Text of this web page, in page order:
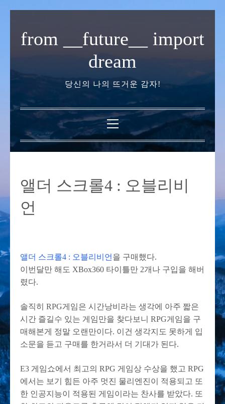
기
from __future__ import
dream
당신의 나의 뜨거운 감자!
기
본
메
뉴
앨더 스크롤4 : 오블리비
언
앨더 스크롤4 : 오블리비언 을 구매했다.
이번달만 해도 XBox360 타이틀만 2개나 구입을 해버
렸다.
솔직히 RPG게임은 시간낭비라는 생각에 아주 짧은
시간 즐길수 있는 게임만을 찾다보니 RPG게임을 구
매해본게 정말 오랜만이다. 이건 생각지도 못하게 입
소문을 듣고 구매를 한거라서 더 기대가 된다.
E3 게임쇼에서 최고의 RPG 게임상 수상을 했고 RPG
에서는 보기 힘든 아주 멋진 물리엔진이 적용되고 또
한 인공지능이 적용된 게임이라는 찬사를 받았다. 또